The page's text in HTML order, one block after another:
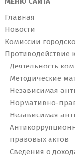
Главная
Новости
Комиссии
Противодействие
Деятельность
Методические
Независимая
Нормативно-
Независимая
правовых актов
Сведения о